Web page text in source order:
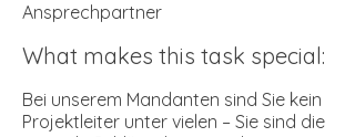
Ansprechpartner
What makes this task special:
Bei unserem Mandanten sind Sie kein
Projektleiter unter vielen – Sie sind die